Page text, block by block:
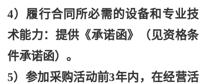
4）履行合同所必需的设备和专业技
术能力：提供《承诺函》（见资格条
件承诺函）。
5）参加采购活动前3年内，在经营活